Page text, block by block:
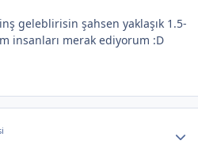
geleblirisin şahsen yaklaşık 1.5-
insanları merak ediyorum :D